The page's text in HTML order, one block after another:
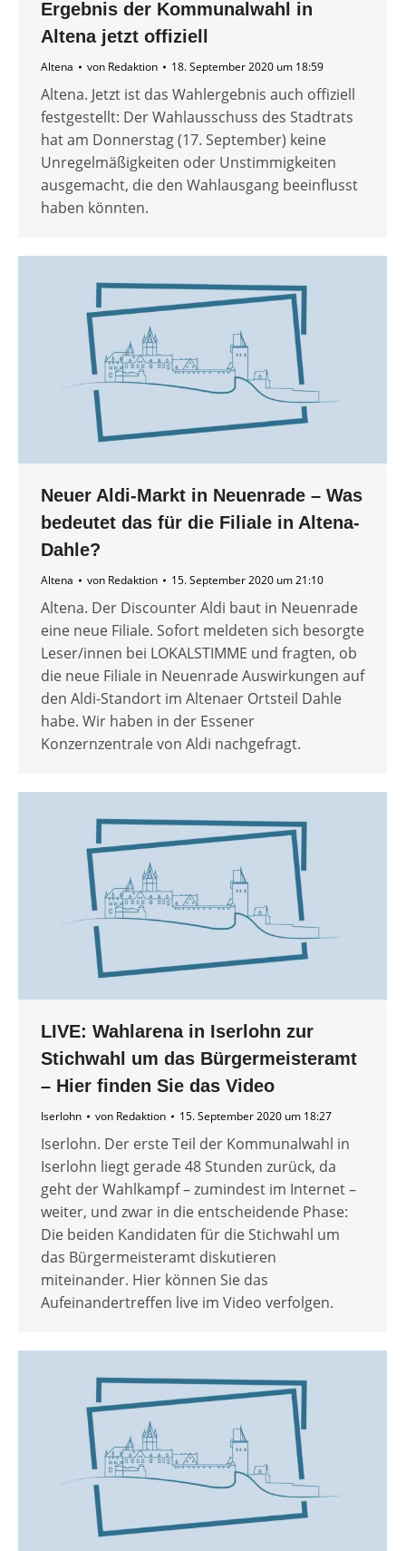
Ergebnis der Kommunalwahl in
Altena jetzt offiziell
Altena von Redaktion 18. September 2020 um 18:59
Altena. Jetzt ist das Wahlergebnis auch offiziell
festgestellt: Der Wahlausschuss des Stadtrats
hat am Donnerstag (17. September) keine
Unregelmäßigkeiten oder Unstimmigkeiten
ausgemacht, die den Wahlausgang beeinflusst
haben könnten.
Neuer Aldi-Markt in Neuenrade – Was
bedeutet das für die Filiale in Altena-
Dahle?
Altena von Redaktion 15. September 2020 um 21:10
Altena. Der Discounter Aldi baut in Neuenrade
eine neue Filiale. Sofort meldeten sich besorgte
Leser/innen bei LOKALSTIMME und fragten, ob
die neue Filiale in Neuenrade Auswirkungen auf
den Aldi-Standort im Altenaer Ortsteil Dahle
habe. Wir haben in der Essener
Konzernzentrale von Aldi nachgefragt.
LIVE: Wahlarena in Iserlohn zur
Stichwahl um das Bürgermeisteramt
– Hier finden Sie das Video
Iserlohn von Redaktion 15. September 2020 um 18:27
Iserlohn. Der erste Teil der Kommunalwahl in
Iserlohn liegt gerade 48 Stunden zurück, da
geht der Wahlkampf – zumindest im Internet –
weiter, und zwar in die entscheidende Phase:
Die beiden Kandidaten für die Stichwahl um
das Bürgermeisteramt diskutieren
miteinander. Hier können Sie das
Aufeinandertreffen live im Video verfolgen.